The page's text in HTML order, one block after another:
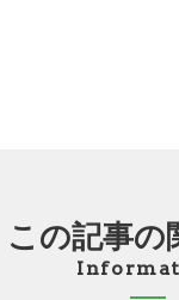
この記事の